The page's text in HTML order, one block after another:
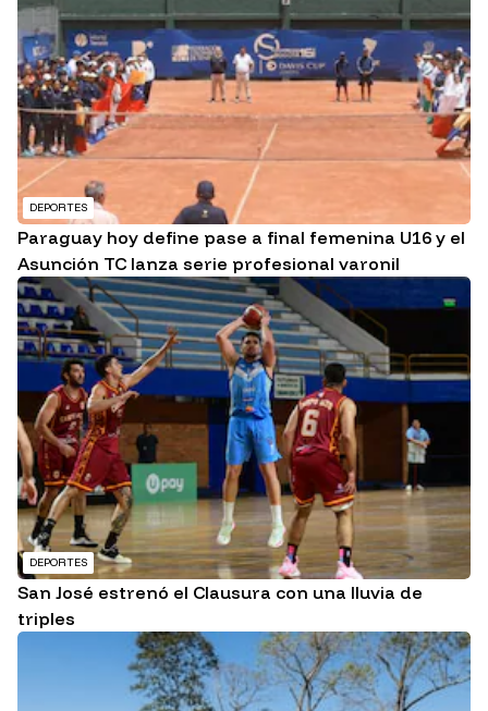
DEPORTES
Paraguay hoy define pase a final femenina U16 y el
Asunción TC lanza serie profesional varonil
DEPORTES
San José estrenó el Clausura con una lluvia de
triples